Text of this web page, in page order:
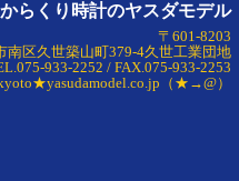
らくり時計のヤスダモデル
〒601-8203
南区久世築山町379-4久世工業団地
933-2252 / FAX.075-933-2253
（★→@）